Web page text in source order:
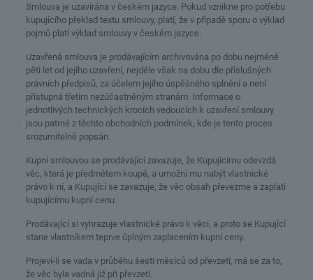
Smlouva je uzavírána v českém jazyce. Pokud vznikne pro potřebu
kupujícího překlad textu smlouvy, platí, že v případě sporu o výklad
pojmů platí výklad smlouvy v českém jazyce.
Uzavřená smlouva je prodávajícím archivována po dobu nejméně
pěti let od jejího uzavření, nejdéle však na dobu dle příslušných
právních předpisů, za účelem jejího úspěšného splnění a není
přístupná třetím nezúčastněným stranám. Informace o
jednotlivých technických krocích vedoucích k uzavření smlouvy
jsou patrné z těchto obchodních podmínek, kde je tento proces
srozumitelně popsán.
Kupní smlouvou se prodávající zavazuje, že Kupujícímu odevzdá
věc, která je předmětem koupě, a umožní mu nabýt vlastnické
právo k ní, a Kupující se zavazuje, že věc obsah převezme a zaplatí
kupujícímu kupní cenu.
Prodávající si vyhrazuje vlastnické právo k věci, a proto se Kupující
stane vlastníkem teprve úplným zaplacením kupní ceny.
Projeví-li se vada v průběhu šesti měsíců od převzetí, má se za to,
že věc byla vadná již při převzetí.